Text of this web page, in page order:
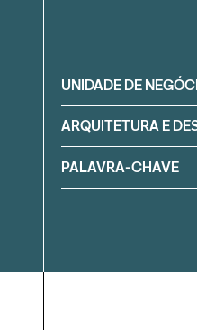
Filtrar
UNIDADE DE
ARQUITETURA E